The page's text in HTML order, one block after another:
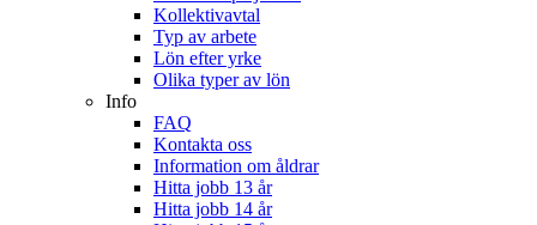
Kollektivavtal
Typ av arbete
Lön efter yrke
Olika typer av lön
Info
FAQ
Kontakta oss
Information om åldrar
Hitta jobb 13 år
Hitta jobb 14 år